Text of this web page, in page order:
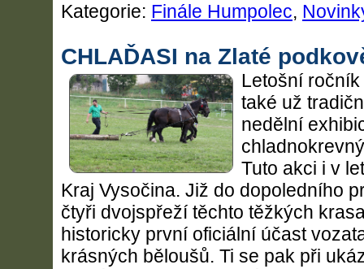
Kategorie: Finále Humpolec,
CHLAĎASI na Zlaté
Letošní
také už
nedělní
Tuto akci i v
Kraj Vysočina. Již do dopoledního
čtyři dvojspřeží těchto těžkých
historicky první oficiální účast
krásných běloušů. Ti se pak při